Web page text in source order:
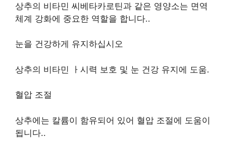
상추의 비타민 씨베타카로틴과 같은 영양소는 면역
체계 강화에 중요한 역할을 합니다..
눈을 건강하게 유지하십시오
상추의 비타민 ㅏ 시력 보호 및 눈 건강 유지에 도움.
혈압 조절
상추에는 칼륨이 함유되어 있어 혈압 조절에 도움이
됩니다..